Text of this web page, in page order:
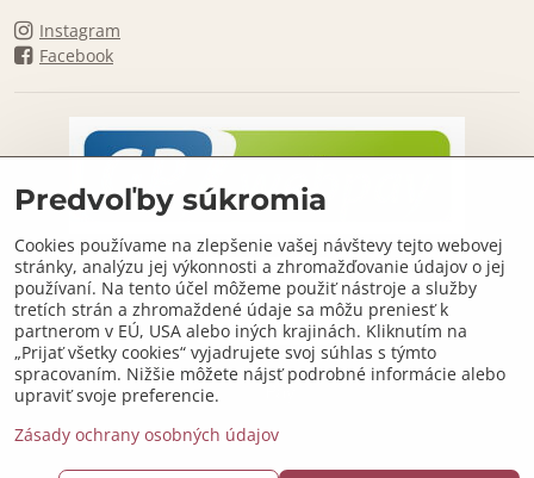
Instagram
Facebook
©2026Copyright
Predvoľby súkromia
Cookies používame na zlepšenie vašej návštevy tejto webovej
stránky, analýzu jej výkonnosti a zhromažďovanie údajov o jej
používaní. Na tento účel môžeme použiť nástroje a služby
tretích strán a zhromaždené údaje sa môžu preniesť k
partnerom v EÚ, USA alebo iných krajinách. Kliknutím na
„Prijať všetky cookies“ vyjadrujete svoj súhlas s týmto
spracovaním. Nižšie môžete nájsť podrobné informácie alebo
upraviť svoje preferencie.
Zásady ochrany osobných údajov